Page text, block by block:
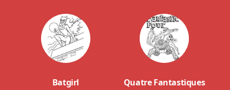
Batgirl Quatre Fantastiques